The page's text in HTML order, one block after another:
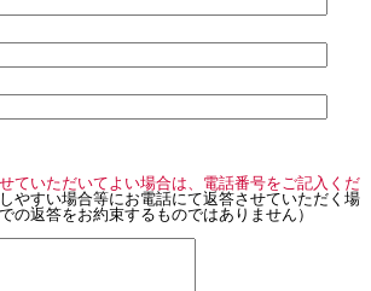
ていただいてよい場合は、電話番号をご記入くだ
やすい場合等にお電話にて返答させていただく場
の返答をお約束するものではありません）